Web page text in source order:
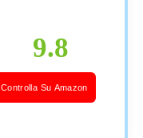
9.8
Controlla Su Amazon